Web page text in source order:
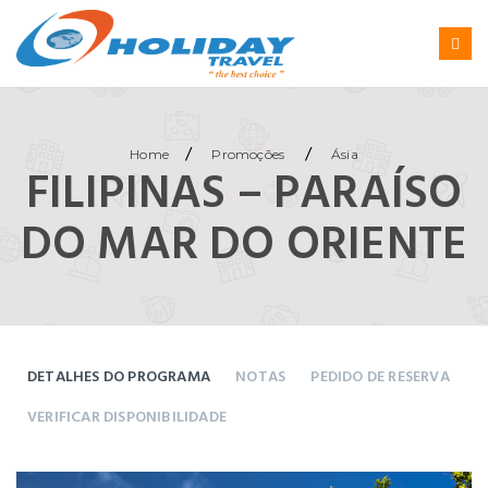
Home / Promoções / Ásia
FILIPINAS – PARAÍSO
DO MAR DO ORIENTE
DETALHES DO PROGRAMA NOTAS
PEDIDO DE RESERVA
VERIFICAR DISPONIBILIDADE